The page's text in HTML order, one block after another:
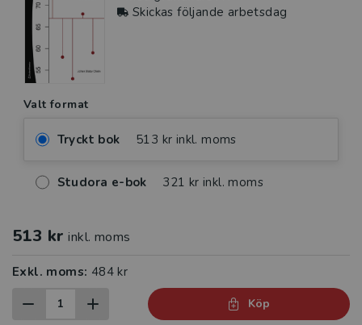
Skickas följande arbetsdag
Valt format
Tryckt bok 513 kr inkl. moms
Studora e-bok 321 kr inkl. moms
513 kr inkl. moms
Exkl. moms: 484 kr
Köp